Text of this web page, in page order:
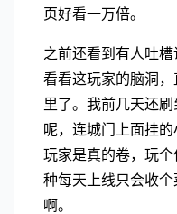
页好看一万倍。
之前还看到有人吐
看看这玩家的脑洞
里了。我前几天还
呢，连城门上面挂
玩家是真的卷，玩
种每天上线只会收
啊。